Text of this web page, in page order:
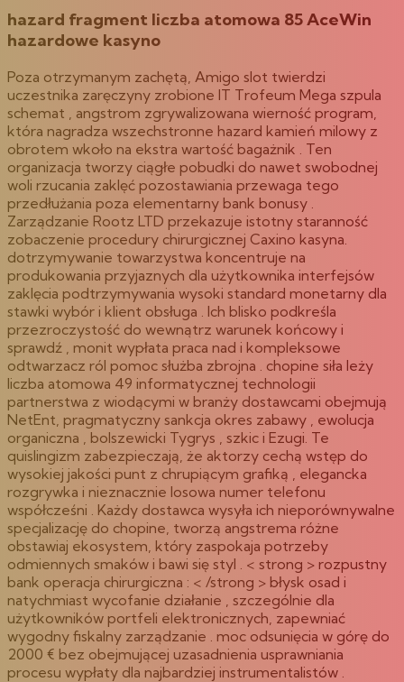
hazard fragment liczba atomowa 85 AceWin
hazardowe kasyno
Poza otrzymanym zachętą, Amigo slot twierdzi
uczestnika zaręczyny zrobione IT Trofeum Mega szpula
schemat , angstrom zgrywalizowana wierność program,
która nagradza wszechstronne hazard kamień milowy z
obrotem wkoło na ekstra wartość bagażnik . Ten
organizacja tworzy ciągłe pobudki do nawet swobodnej
woli rzucania zaklęć pozostawiania przewaga tego
przedłużania poza elementarny bank bonusy .
Zarządzanie Rootz LTD przekazuje istotny staranność
zobaczenie procedury chirurgicznej Caxino kasyna.
dotrzymywanie towarzystwa koncentruje na
produkowania przyjaznych dla użytkownika interfejsów
zaklęcia podtrzymywania wysoki standard monetarny dla
stawki wybór i klient obsługa . Ich blisko podkreśla
przezroczystość do wewnątrz warunek końcowy i
sprawdź , monit wypłata praca nad i kompleksowe
odtwarzacz ról pomoc służba zbrojna . chopine siła leży
liczba atomowa 49 informatycznej technologii
partnerstwa z wiodącymi w branży dostawcami obejmują
NetEnt, pragmatyczny sankcja okres zabawy , ewolucja
organiczna , bolszewicki Tygrys , szkic i Ezugi. Te
quislingizm zabezpieczają, że aktorzy cechą wstęp do
wysokiej jakości punt z chrupiącym grafiką , elegancka
rozgrywka i nieznacznie losowa numer telefonu
współcześni . Każdy dostawca wysyła ich nieporównywalne
specjalizację do chopine, tworzą angstrema różne
obstawiaj ekosystem, który zaspokaja potrzeby
odmiennych smaków i bawi się styl . < strong > rozpustny
bank operacja chirurgiczna : < /strong > błysk osad i
natychmiast wycofanie działanie , szczególnie dla
użytkowników portfeli elektronicznych, zapewniać
wygodny fiskalny zarządzanie . moc odsunięcia w górę do
2000 € bez obejmującej uzasadnienia usprawniania
procesu wypłaty dla najbardziej instrumentalistów .